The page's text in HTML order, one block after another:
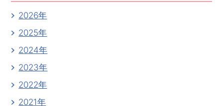
2026年
2025年
2024年
2023年
2022年
2021年